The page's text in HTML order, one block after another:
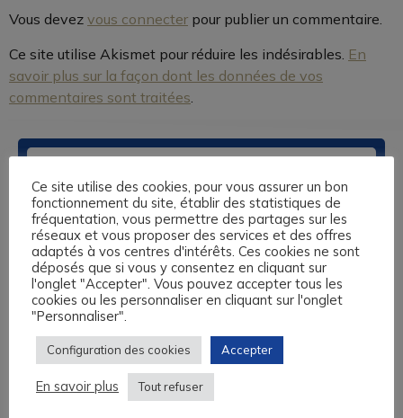
Vous devez vous connecter pour publier un commentaire.
Ce site utilise Akismet pour réduire les indésirables. En
savoir plus sur la façon dont les données de vos
commentaires sont traitées
Nos centres de formation sont basés à Caen, au Havre, à
Lisieux et à Rouen. Nous vous proposons des formations
sur-mesure en anglais, espagnol, allemand, italien, langue
Personnel de Formation, aux fonds de formation des
Travailleurs Non Salariés, et autres financements
possibles.
Ce site utilise des cookies, pour vous assurer un bon
fonctionnement du site, établir des statistiques de
fréquentation, vous permettre des partages sur les
réseaux et vous proposer des services et des offres
adaptés à vos centres d'intérêts. Ces cookies ne sont
déposés que si vous y consentez en cliquant sur
l'onglet "Accepter". Vous pouvez accepter tous les
cookies ou les personnaliser en cliquant sur l'onglet
"Personnaliser".
Configuration des cookies Accepter
En savoir plus Tout refuser